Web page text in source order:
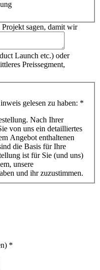
sagen, damit wir
Launch etc.) oder
Preissegment,
gelesen zu haben: *
Nach Ihrer
von uns ein detailliertes
Angebot enthaltenen
die Basis für Ihre
ist für Sie (und uns)
unsere
und ihr zuzustimmen.
*